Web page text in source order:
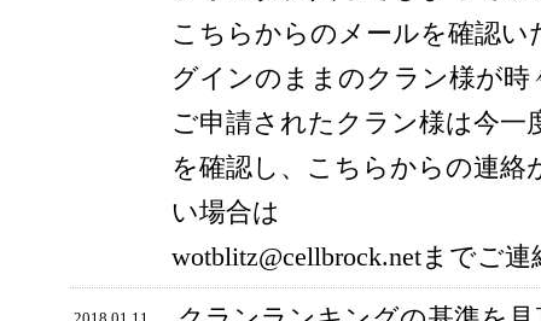
こちらからのメールを確認
グインのままのクラン様が時
ご申請されたクラン様は今一
を確認し、こちらからの連
い場合は
wotblitz@cellbrock.netまでご